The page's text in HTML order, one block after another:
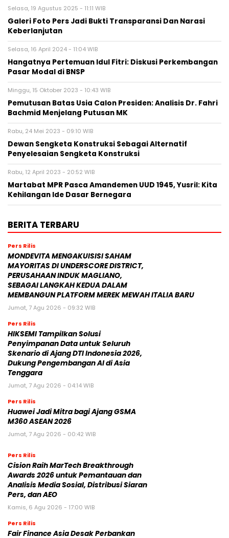
Selasa, 19 Agustus 2025 - 11:11 WIB
Galeri Foto Pers Jadi Bukti Transparansi Dan Narasi
Keberlanjutan
Selasa, 16 April 2024 - 11:04 WIB
Hangatnya Pertemuan Idul Fitri: Diskusi Perkembangan
Pasar Modal di BNSP
Minggu, 15 Oktober 2023 - 10:43 WIB
Pemutusan Batas Usia Calon Presiden: Analisis Dr. Fahri
Bachmid Menjelang Putusan MK
Rabu, 24 Mei 2023 - 09:10 WIB
Dewan Sengketa Konstruksi Sebagai Alternatif
Penyelesaian Sengketa Konstruksi
Rabu, 12 April 2023 - 20:52 WIB
Martabat MPR Pasca Amandemen UUD 1945, Yusril: Kita
Kehilangan Ide Dasar Bernegara
BERITA TERBARU
Pers Rilis
MONDEVITA MENGAKUISISI SAHAM
MAYORITAS DI UNDERSCORE DISTRICT,
PERUSAHAAN INDUK MAGLIANO,
SEBAGAI LANGKAH KEDUA DALAM
MEMBANGUN PLATFORM MEREK MEWAH ITALIA BARU
Jumat, 7 Agu 2026 - 09:32 WIB
Pers Rilis
HIKSEMI Tampilkan Solusi
Penyimpanan Data untuk Seluruh
Skenario di Ajang DTI Indonesia 2026,
Dukung Pengembangan AI di Asia
Tenggara
Jumat, 7 Agu 2026 - 04:14 WIB
Pers Rilis
Huawei Jadi Mitra bagi Ajang GSMA
M360 ASEAN 2026
Jumat, 7 Agu 2026 - 00:42 WIB
Pers Rilis
Cision Raih MarTech Breakthrough
Awards 2026 untuk Pemantauan dan
Analisis Media Sosial, Distribusi Siaran
Pers, dan AEO
Kamis, 6 Agu 2026 - 17:00 WIB
Pers Rilis
Fair Finance Asia Desak Perbankan